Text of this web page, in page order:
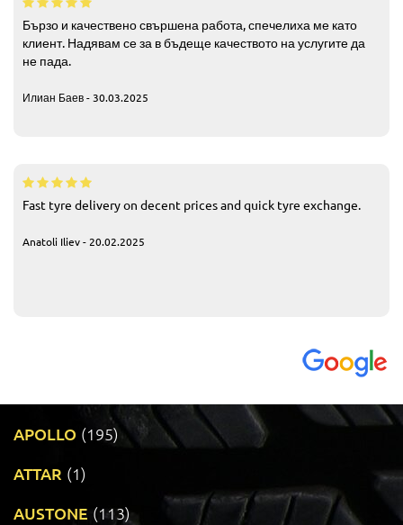
Бързо и качествено свършена работа, спечелиха ме като
клиент. Надявам се за в бъдеще качеството на услугите да
не пада.
Илиан Баев - 30.03.2025
Fast tyre delivery on decent prices and quick tyre exchange.
Anatoli Iliev - 20.02.2025
APOLLO (195)
ATTAR (1)
AUSTONE (113)